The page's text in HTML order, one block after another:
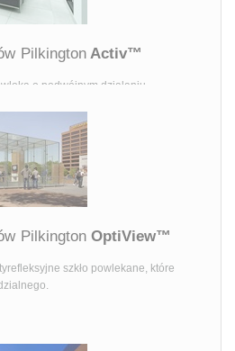
PilkingtonActiv™
o podwójnym działaniu.
PilkingtonOptiView™
szkło powlekane, które